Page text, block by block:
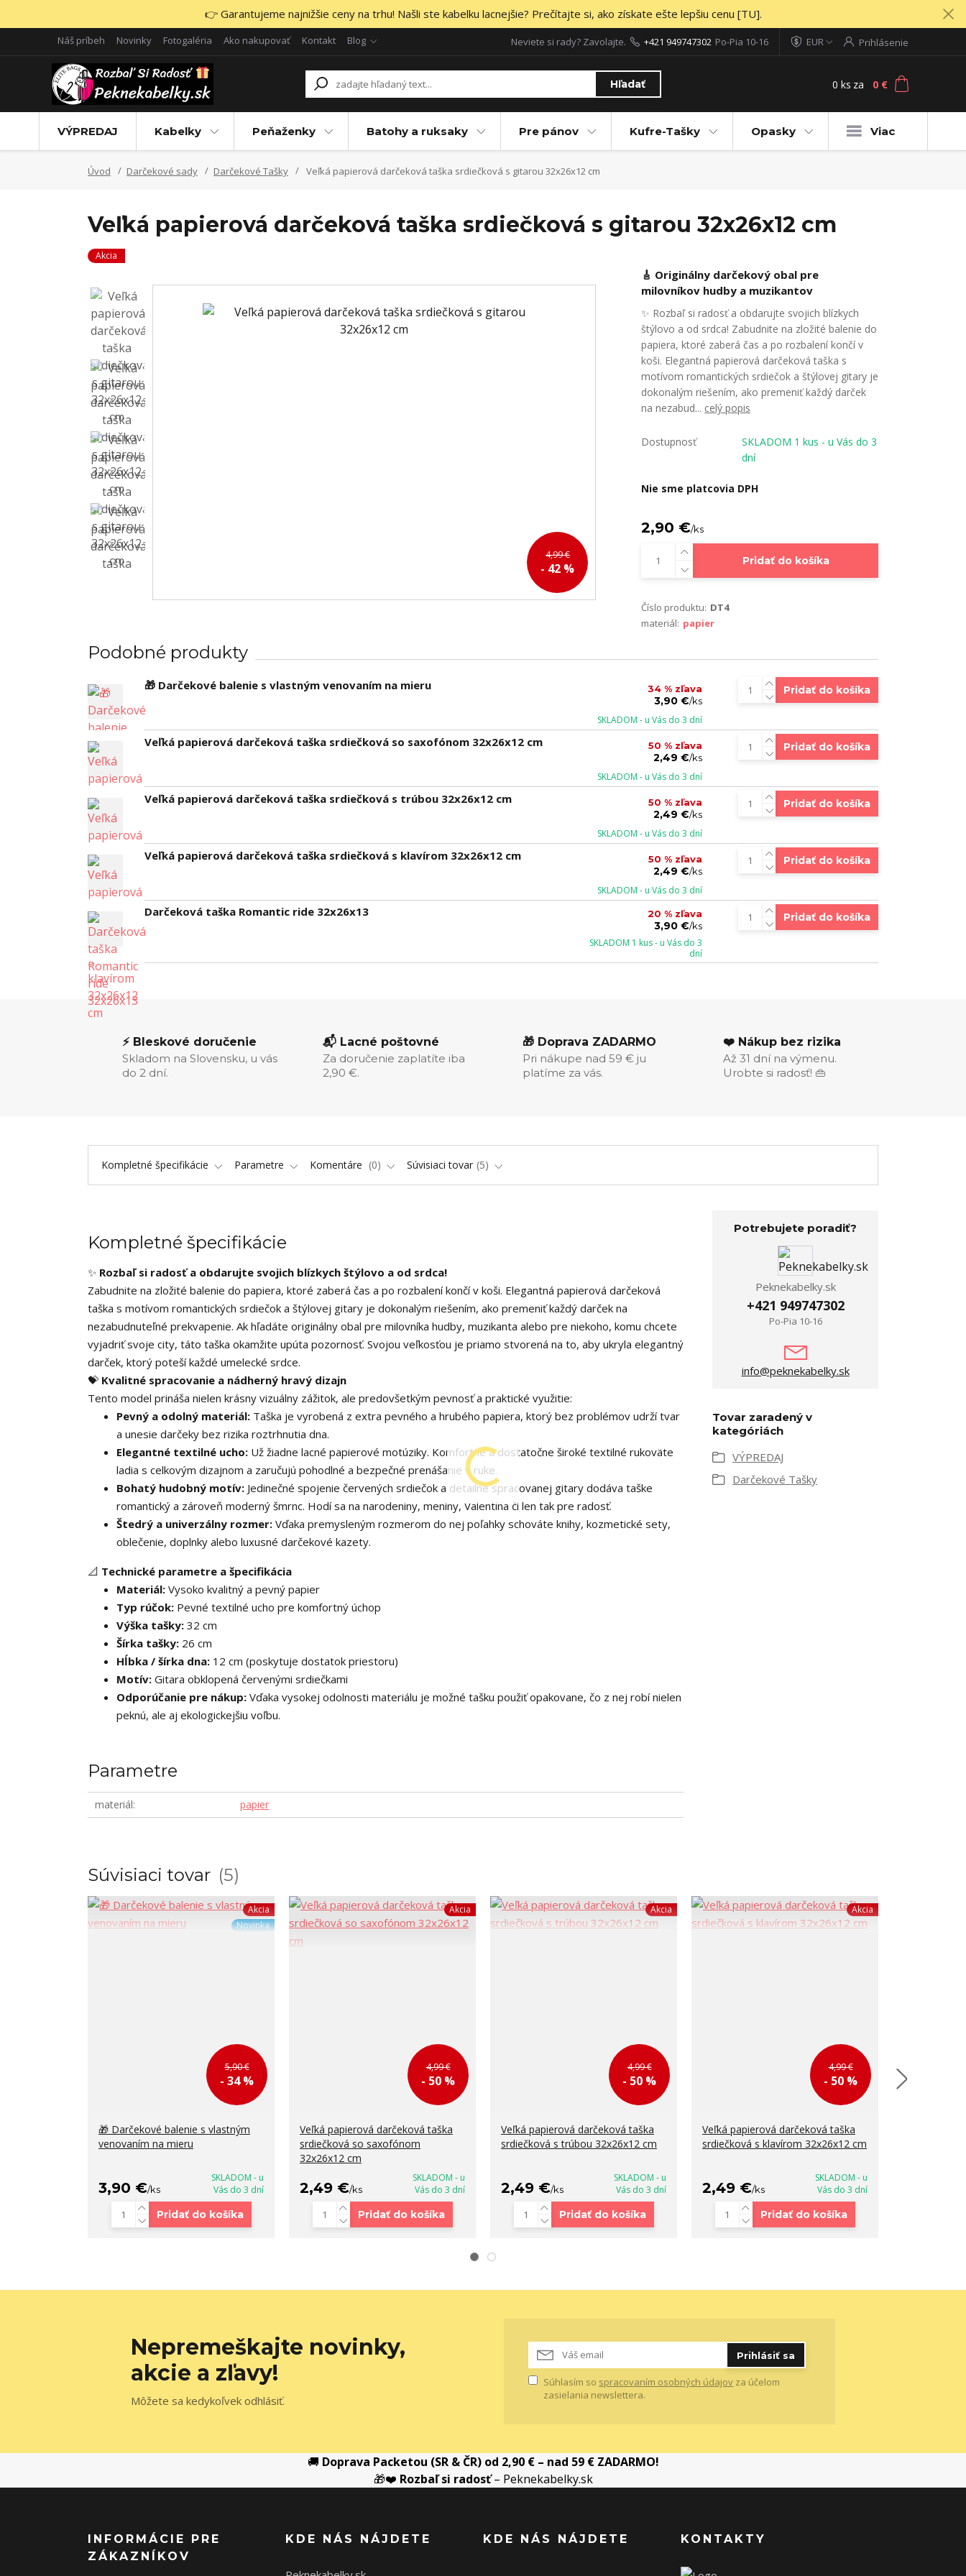
👉 Garantujeme najnižšie ceny na trhu! Našli ste kabelku lacnejšie? Prečítajte si, ako získate ešte lepšiu cenu [TU].
Náš príbeh Novinky Fotogaléria Ako nakupovať Kontakt Blog EUR Prihlásenie
Hľadať
Neviete si rady? Zavolajte. +421 949747302 Po-Pia 10-16
0 ks za 0 €
VÝPREDAJ Kabelky Peňaženky Batohy a ruksaky Pre pánov Kufre-Tašky Opasky Viac
Úvod Darčekové sady Darčekové Tašky Veľká papierová darčeková taška srdiečková s gitarou 32x26x12 cm
Veľká papierová darčeková taška srdiečková s gitarou 32x26x12 cm
Akcia
4,99 €
- 42 %
🎸 Originálny darčekový obal pre
milovníkov hudby a muzikantov
✨ Rozbaľ si radosť a obdarujte svojich blízkych
štýlovo a od srdca! Zabudnite na zložité balenie do
papiera, ktoré zaberá čas a po rozbalení končí v
koši. Elegantná papierová darčeková taška s
motívom romantických srdiečok a štýlovej gitary je
dokonalým riešením, ako premeniť každý darček
na nezabud... celý popis
Dostupnosť
SKLADOM 1 kus - u Vás do 3
dní
Nie sme platcovia DPH
2,90 €/ks
Pridať do košíka
Číslo produktu: DT4
materiál: papier
Podobné produkty
🎁 Darčekové balenie s vlastným venovaním na mieru 34 % zľava
3,90 €/ks
SKLADOM - u Vás do 3 dní
Pridať do košíka
Veľká papierová darčeková taška srdiečková so saxofónom 32x26x12 cm 50 % zľava
2,49 €/ks
SKLADOM - u Vás do 3 dní
Pridať do košíka
Veľká papierová darčeková taška srdiečková s trúbou 32x26x12 cm 50 % zľava
2,49 €/ks
SKLADOM - u Vás do 3 dní
Pridať do košíka
Veľká papierová darčeková taška srdiečková s klavírom 32x26x12 cm 50 % zľava
2,49 €/ks
SKLADOM - u Vás do 3 dní
Pridať do košíka
Darčeková taška Romantic ride 32x26x13 20 % zľava
3,90 €/ks
SKLADOM 1 kus - u Vás do 3
dní
Pridať do košíka
⚡ Bleskové doručenie
Skladom na Slovensku, u vás
do 2 dní.
📬 Lacné poštovné
Za doručenie zaplatíte iba
2,90 €.
🎁 Doprava ZADARMO
Pri nákupe nad 59 € ju
platíme za vás.
❤️ Nákup bez rizika
Až 31 dní na výmenu.
Urobte si radosť! 👜
Kompletné špecifikácie Parametre Komentáre 0 Súvisiaci tovar 5
Kompletné špecifikácie
✨ Rozbaľ si radosť a obdarujte svojich blízkych štýlovo a od srdca!
Zabudnite na zložité balenie do papiera, ktoré zaberá čas a po rozbalení končí v koši. Elegantná papierová darčeková
taška s motívom romantických srdiečok a štýlovej gitary je dokonalým riešením, ako premeniť každý darček na
nezabudnuteľné prekvapenie. Ak hľadáte originálny obal pre milovníka hudby, muzikanta alebo pre niekoho, komu chcete
vyjadriť svoje city, táto taška okamžite upúta pozornosť. Svojou veľkosťou je priamo stvorená na to, aby ukryla elegantný
darček, ktorý poteší každé umelecké srdce.
💝 Kvalitné spracovanie a nádherný hravý dizajn
Tento model prináša nielen krásny vizuálny zážitok, ale predovšetkým pevnosť a praktické využitie:
Pevný a odolný materiál: Taška je vyrobená z extra pevného a hrubého papiera, ktorý bez problémov udrží tvar
a unesie darčeky bez rizika roztrhnutia dna.
Elegantné textilné ucho: Už žiadne lacné papierové motúziky. Komfortné a dostatočne široké textilné rukoväte
ladia s celkovým dizajnom a zaručujú pohodlné a bezpečné prenášanie v ruke.
Bohatý hudobný motív: Jedinečné spojenie červených srdiečok a detailne spracovanej gitary dodáva taške
romantický a zároveň moderný šmrnc. Hodí sa na narodeniny, meniny, Valentína či len tak pre radosť.
Štedrý a univerzálny rozmer: Vďaka premysleným rozmerom do nej poľahky schováte knihy, kozmetické sety,
oblečenie, doplnky alebo luxusné darčekové kazety.
📐 Technické parametre a špecifikácia
Materiál: Vysoko kvalitný a pevný papier
Typ rúčok: Pevné textilné ucho pre komfortný úchop
Výška tašky: 32 cm
Šírka tašky: 26 cm
Hĺbka / šírka dna: 12 cm (poskytuje dostatok priestoru)
Motív: Gitara obklopená červenými srdiečkami
Odporúčanie pre nákup: Vďaka vysokej odolnosti materiálu je možné tašku použiť opakovane, čo z nej robí nielen
peknú, ale aj ekologickejšiu voľbu.
Parametre
materiál papier
Potrebujete poradiť?
Peknekabelky.sk
+421 949747302
Po-Pia 10-16
info@peknekabelky.sk
Tovar zaradený v
kategóriách
VÝPREDAJ
Darčekové Tašky
Súvisiaci tovar 5
Akcia
Novinka
5,90 €
- 34 %
🎁 Darčekové balenie s vlastným
venovaním na mieru
3,90 €/ks
SKLADOM - u
Vás do 3 dní
Pridať do košíka
Akcia
4,99 €
- 50 %
Veľká papierová darčeková taška
srdiečková so saxofónom
32x26x12 cm
2,49 €/ks
SKLADOM - u
Vás do 3 dní
Pridať do košíka
Akcia
4,99 €
- 50 %
Veľká papierová darčeková taška
srdiečková s trúbou 32x26x12 cm
2,49 €/ks
SKLADOM - u
Vás do 3 dní
Pridať do košíka
Akcia
4,99 €
- 50 %
Veľká papierová darčeková taška
srdiečková s klavírom 32x26x12 cm
2,49 €/ks
SKLADOM - u
Vás do 3 dní
Pridať do košíka
Nepremeškajte novinky,
akcie a zľavy!
Môžete sa kedykoľvek odhlásiť.
Prihlásiť sa
Súhlasím so spracovaním osobných údajov za účelom
zasielania newslettera.
🚚 Doprava Packetou (SR & ČR) od 2,90 € – nad 59 € ZADARMO!
🎁❤️ Rozbaľ si radosť– Peknekabelky.sk
INFORMÁCIE PRE
ZÁKAZNÍKOV
KDE NÁS NÁJDETE KDE NÁS NÁJDETE KONTAKTY